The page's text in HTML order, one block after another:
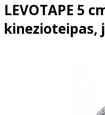
LEVOTAPE 5
kinezioteipas,